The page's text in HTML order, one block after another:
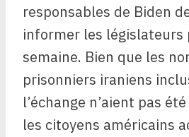
responsables de Biden
informer les
semaine. Bien que les
prisonniers iraniens
l’échange n’aient pas
les citoyens américains